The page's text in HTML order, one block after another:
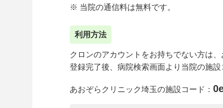
※ 当院の通信料は無料です。
利用方法
クロンのアカウントをお持ちでない方は
登録完了後、病院検索画面より当院の施設
あおぞらクリニック埼玉の施設コード：